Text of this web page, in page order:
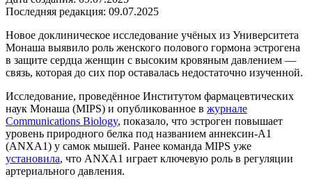
Последняя редакция: 09.07.2025
Новое доклиническое исследование учёных из Университета
Монаша выявило роль женского полового гормона эстрогена
в защите сердца женщин с высоким кровяным давлением —
связь, которая до сих пор оставалась недостаточно изученной.
Исследование, проведённое Институтом фармацевтических
наук Монаша (MIPS) и опубликованное в журнале
Communications Biology, показало, что эстроген повышает
уровень природного белка под названием аннексин-A1
(ANXA1) у самок мышей. Ранее команда MIPS уже
установила, что ANXA1 играет ключевую роль в регуляции
артериального давления.